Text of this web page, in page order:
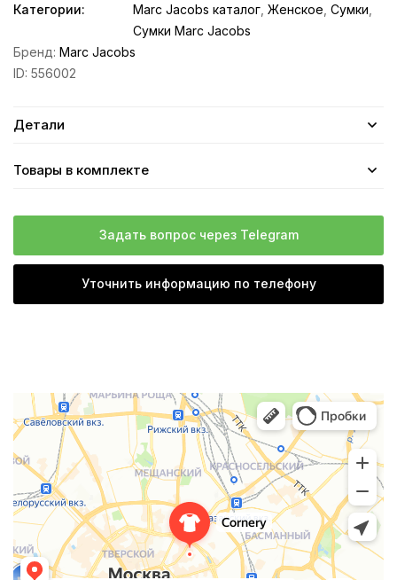
Категории:
Marc Jacobs каталог Женское Сумки
Сумки Marc Jacobs
Бренд: Marc Jacobs
ID: 556002
Детали
Товары в комплекте
Задать вопрос через Telegram
Уточнить информацию по телефону